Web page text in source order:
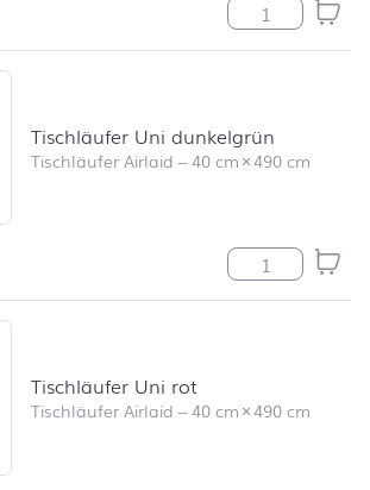
Poppy
Tischläufer Uni dunkelgrün
Tischläufer Airlaid –40 cm×490 cm
Tischläufer
Tischläufer Uni rot
Tischläufer Airlaid –40 cm×490 cm